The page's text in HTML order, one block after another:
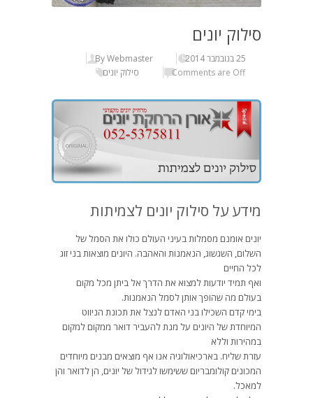
סילוק יונים
25 בנובמבר 2014
By Webmaster
Comments are Off
סילוק יונים
מידע על סילוק יונים לצמיתות
יונים אומנם מסמלות בעיני העולם כולו את הסמל של
השלום, השגשוג, הנאמנות והאהבה. היונים מוצאות בני זוג
לכל החיים
ואף תמיד יודעות למצוא את הדרך אל ביתן מכל מקום
בעולם מה שהופך אותן לסמל הנאמנות.
בימי קדם השכילו בני האדם לנצל את תכונת הניווט
המיוחדת של היונים על מנת להעביר דואר ממקום למקום
במהירות וללא
עזרת שליח. בארכיאולוגיה אנו אף מוצאים מבנים מיוחדים
המכונים קולומבריום ששימשו לגידול של יונים, הן לדואר והן
למאכל.